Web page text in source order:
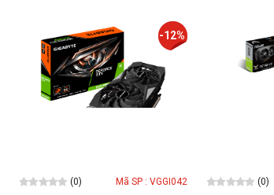
-12%
(0) Mã SP : VGGI042 (0)